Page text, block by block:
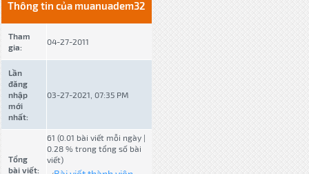
Thông tin của muanuadem32
Tham
gia:
04-27-2011
Lần
đăng
nhập
mới
nhất:
03-27-2021, 07:35 PM
Tổng
bài viết:
61 (0.01 bài viết mỗi ngày |
0.28 % trong tổng số bài
viết)